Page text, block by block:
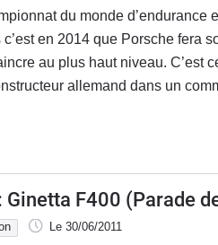
du monde d’endurance
en 2014 que Porsche fera
au plus haut niveau. C’est
allemand dans un
Ginetta F400 (Parade
Le 30/06/2011